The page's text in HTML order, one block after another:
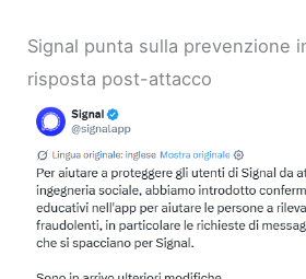
Signal punta sulla prevenzione
risposta post-attacco